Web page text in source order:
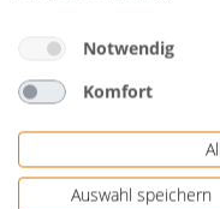
Notwendig
Komfort
Auswahl speichern